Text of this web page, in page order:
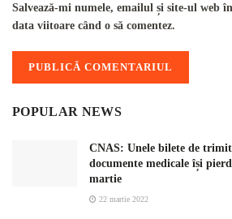
Salvează-mi numele, emailul și site-ul web
data viitoare când o să comentez.
POPULAR NEWS
CNAS: Unele bilete de
documente medicale își
martie
22 martie 2022